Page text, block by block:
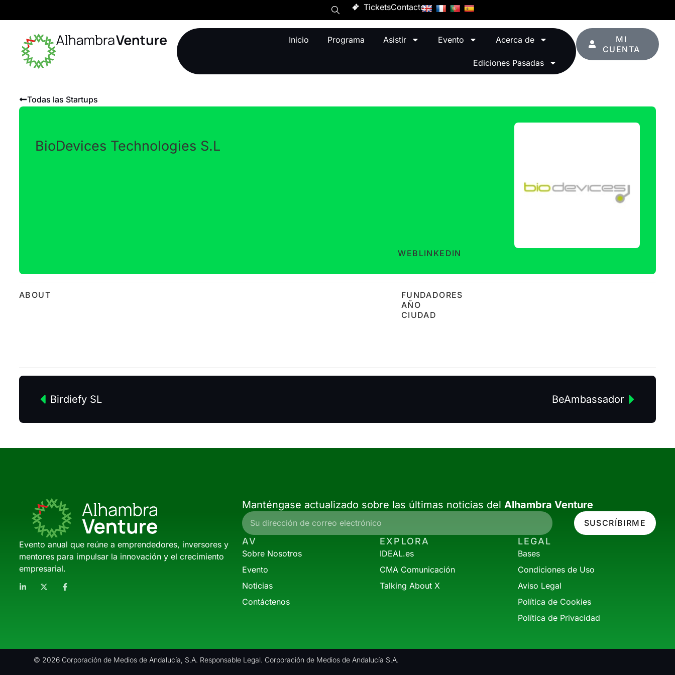
TicketsContacto
Inicio Programa Asistir Evento Acerca de
Ediciones Pasadas
MI
CUENTA
Todas las Startups
BioDevices Technologies S.L
WEB LINKEDIN
ABOUT
FUNDADORES
AÑO
CIUDAD
Birdiefy SL BeAmbassador
Evento anual que reúne a emprendedores, inversores y
mentores para impulsar la innovación y el crecimiento
empresarial.
Manténgase actualizado sobre las últimas noticias del Alhambra Venture
SUSCRÍBIRME
AV
Sobre Nosotros
Evento
Noticias
Contáctenos
EXPLORA
IDEAL.es
CMA Comunicación
Talking About X
LEGAL
Bases
Condiciones de Uso
Aviso Legal
Política de Cookies
Política de Privacidad
© 2026 Corporación de Medios de Andalucía, S.A. Responsable Legal. Corporación de Medios de Andalucía S.A.